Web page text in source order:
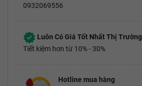
0932069556
Luôn Có Giá Tốt Nhất Thị Trường
Tiết kiệm hơn từ 10% - 30%
Hotline mua hàng